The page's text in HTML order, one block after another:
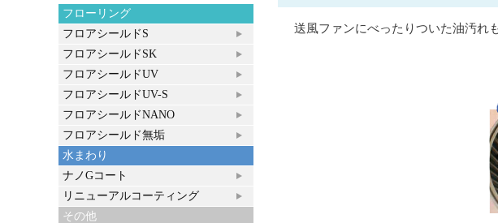
送風ファンにべったりついた油汚れ
フローリング
フロアシールドS
フロアシールドSK
フロアシールドUV
フロアシールドUV-S
フロアシールドNANO
フロアシールド無垢
水まわり
ナノGコート
リニューアルコーティング
その他